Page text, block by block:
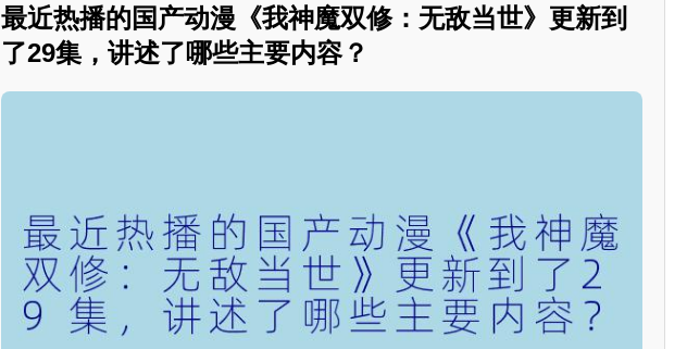
最近热播的国产动漫《我神魔双修：无敌当世》更新到
了29集，讲述了哪些主要内容？